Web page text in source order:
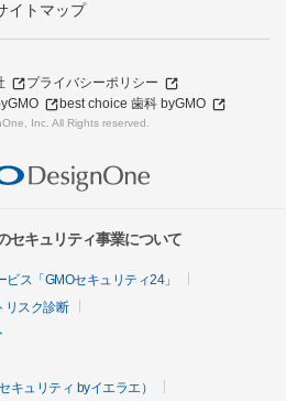
イトマップ
プライバシーポリシー
best choice 歯科 byGMO
Inc. All Rights reserved.
セキュリティ事業について
ス「GMOセキュリティ24」
リスク診断
キュリティ byイエラエ）